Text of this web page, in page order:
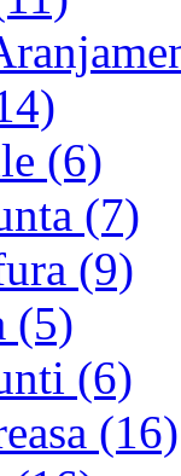
(6)
(7)
(9)
(5)
(6)
(16)